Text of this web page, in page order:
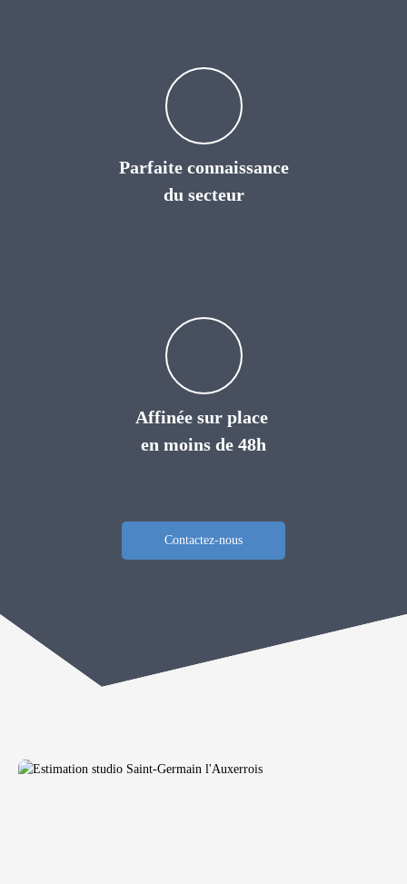
Parfaite connaissance
du secteur
Affinée sur place
en moins de 48h
Contactez-nous